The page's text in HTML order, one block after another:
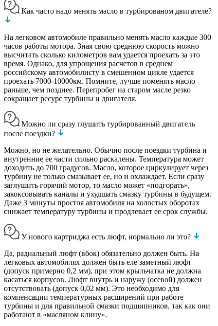
Как часто надо менять масло в турбированом двигателе?
На легковом автомобиле правильно менять масло каждые 300
часов работы мотора. Зная свою среднюю скорость можно
высчитать сколько километров вам удается проехать за это
время. Однако, для упрощения расчетов в среднем
российскому автомобилисту в смешенном цикле удается
проехать 7000-10000км. Помните, лучше поменять масло
раньше, чем позднее. Перепробег на старом масле резко
сокращает ресурс турбины и двигателя.
Можно ли сразу глушить турбированный двигатель
после поездки?
Можно, но не желательно. Обычно после поездки турбина и
внутренние ее части сильно раскалены. Температура может
доходить до 700 градусов. Масло, которое циркулирует через
турбину не только смазывает ее, но и охлаждает. Если сразу
заглушить горячий мотор, то масло может «подгорать»,
закоксовывать каналы и ухудшать смазку турбины в будущем.
Даже 3 минуты простоя автомобиля на холостых оборотах
снижает температуру турбины и продлевает ее срок службы.
У нового картриджа есть люфт, нормально ли это?
Да, радиальный люфт (вбок) обязательно должен быть. На
легковых автомобилях должен быть еле заметный люфт
(допуск примерно 0,2 мм), при этом крыльчатка не должна
касаться корпусов. Люфт внутрь и наружу (осевой) должен
отсутствовать (допуск 0,02 мм). Это необходимо для
компенсации температурных расширений при работе
турбины и для правильной смазки подшипников, так как они
работают в «масляном клину».